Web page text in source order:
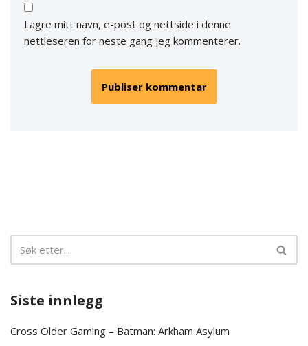
Lagre mitt navn, e-post og nettside i denne
nettleseren for neste gang jeg kommenterer.
Siste innlegg
Cross Older Gaming – Batman: Arkham Asylum